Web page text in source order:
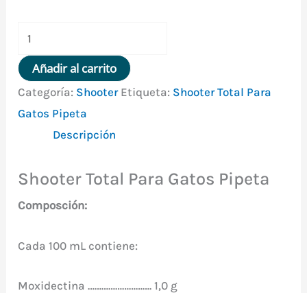
Shooter
Total
Para
Gatos
Pipeta
4
Kg
Añadir al carrito
Categoría: Shooter Etiqueta: Shooter Total Para
Gatos Pipeta
Descripción
Shooter Total Para Gatos Pipeta
Composción:
Cada 100 mL contiene:
Moxidectina ………………………. 1,0 g